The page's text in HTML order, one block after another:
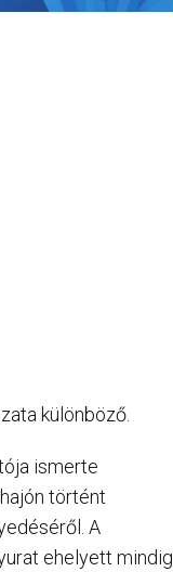
különböző.
ismerte
történt
A
ehelyett mindig